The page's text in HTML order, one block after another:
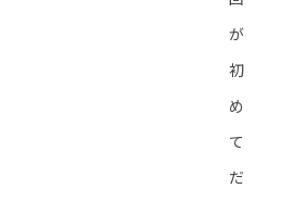
が
初
め
て
だ